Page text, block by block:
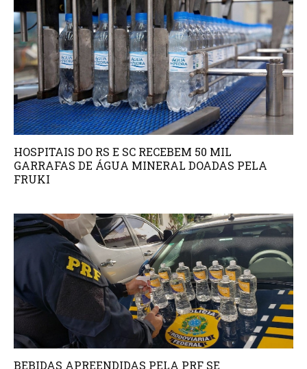
HOSPITAIS DO RS E SC RECEBEM 50 MIL
GARRAFAS DE ÁGUA MINERAL DOADAS PELA
FRUKI
BEBIDAS APREENDIDAS PELA PRF SE